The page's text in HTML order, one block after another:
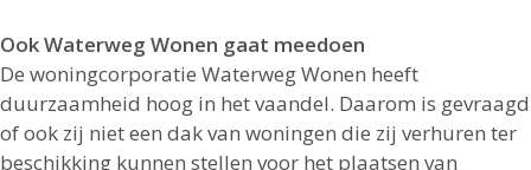
Ook Waterweg Wonen gaat meedoen
De woningcorporatie Waterweg Wonen heeft
duurzaamheid hoog in het vaandel. Daarom is gevraagd
of ook zij niet een dak van woningen die zij verhuren ter
beschikking kunnen stellen voor het plaatsen van